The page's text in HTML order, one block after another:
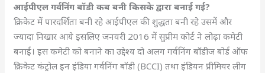
आईपीएल गर्वनिंग बॉडी कब बनी किसके द्वारा बनाई गई?
क्रिकेट में पारदर्शिता बनी रहे आईपीएल की शुद्धता बनी रहे उसमें और
ज्यादा निखार आये इसलिए जनवरी 2016 में सुप्रीम कोर्ट ने लोढ़ा कमेटी
बनाई। इस कमेटी को बनाने का उद्देश्य दो अलग गर्वनिंग बॉडीज बोर्ड ऑफ
क्रिकेट कंट्रोल इन इंडिया गर्वनिंग बॉडी (BCCI) तथा इंडियन प्रीमियर लीग